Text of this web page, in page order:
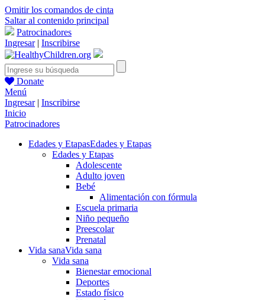
Omitir los comandos de cinta
Saltar al contenido principal
Patrocinadores
Ingresar| Inscribirse
Donate
Menú
Ingresar| Inscribirse
Inicio
Patrocinadores
Edades y EtapasEdades y Etapas
Edades y Etapas
Adolescente
Adulto joven
Bebé
Alimentación con fórmula
Escuela primaria
Niño pequeño
Preescolar
Prenatal
Vida sanaVida sana
Vida sana
Bienestar emocional
Deportes
Estado físico